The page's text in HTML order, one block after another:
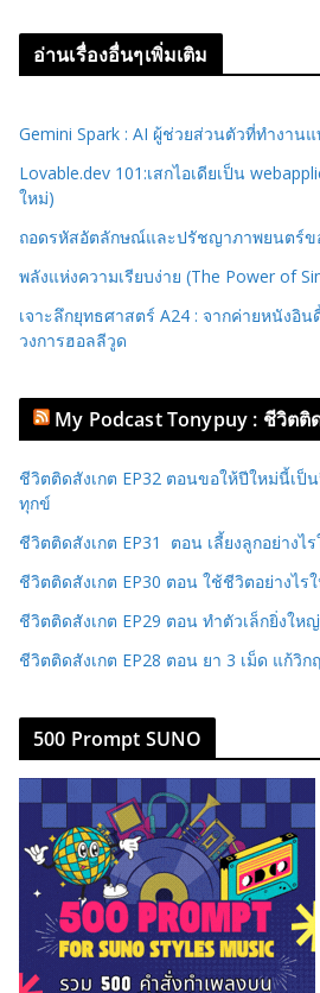
อ่านเรื่องอื่นๆเพิ่มเติม
Gemini Spark : AI ผู้ช่วยส่วนตัวที่ทำง
Lovable.dev 101:เสกไอเดียเป็น
ใหม่)
ถอดรหัสอัตลักษณ์และปรัชญาภาพยนตร์ข
พลังแห่งความเรียบง่าย (The Power of
เจาะลึกยุทธศาสตร์ A24 : จากค่ายหนังอิ
วงการฮอลลีวูด
My Podcast Tonypuy : ชีวิตติ
ชีวิตติดสังเกต EP32 ตอนขอให้ปีใหม่นี้เป็
ทุกข์
ชีวิตติดสังเกต EP31 ตอน เลี้ยงลูกอย่างไ
ชีวิตติดสังเกต EP30 ตอน ใช้ชีวิตอย่างไร
ชีวิตติดสังเกต EP29 ตอน ทำตัวเล็กยิ่งให
ชีวิตติดสังเกต EP28 ตอน ยา 3 เม็ด แก้วิก
500 Prompt SUNO